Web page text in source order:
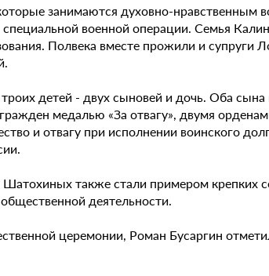
занимаются духовно-нравственным
военной операции. Семья
Полвека вместе прожили и супруги
детей - двух сыновей и дочь. Оба
медалью «За отвагу», двумя
и отвагу при исполнении воинского
также стали примером крепких
деятельности.
церемонии, Роман Бусаргин